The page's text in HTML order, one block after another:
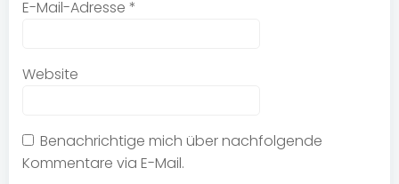
E-Mail-Adresse *
Website
Benachrichtige mich über nachfolgende
Kommentare via E-Mail.